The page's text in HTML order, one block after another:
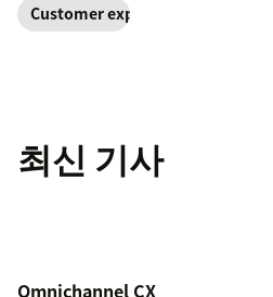
retailers can
deliver great
Customer experience
최신 기사
Omnichannel CX